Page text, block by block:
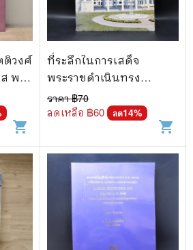
วงศ์
พระ
ดดา
shopping_cart
ที่ระลึกในการเสด็จ
พระราชดำเนินทรง
ประกอบพิธีวางศิลาฤกษ์
และพิธีเปิดอาคารศาล
ราคา ฿70
ลดเหลือ ฿60 ลด14%
shopping_cart